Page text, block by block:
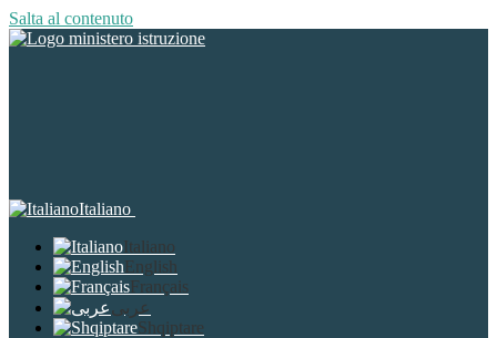
Salta al contenuto
Italiano
Italiano
English
Français
عربى
Shqiptare